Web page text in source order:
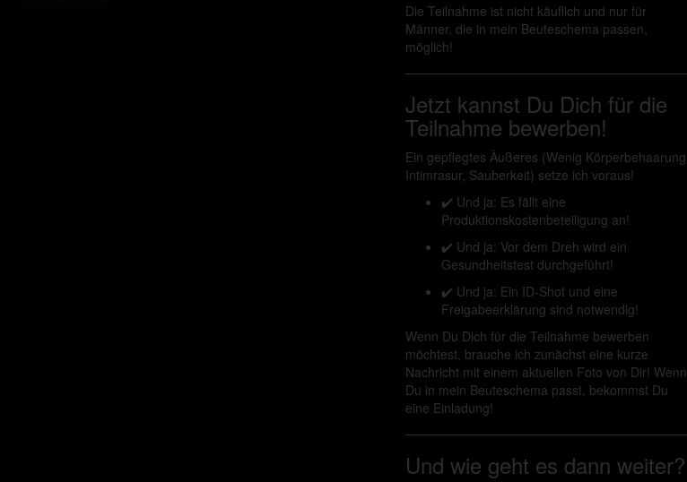
Die Teilnahme ist nicht käuflich und nur für
Männer, die in mein Beuteschema passen,
möglich!
Jetzt kannst Du Dich für die
Teilnahme bewerben!
Ein gepflegtes Äußeres (Wenig Körperbehaarung,
Intimrasur, Sauberkeit) setze ich voraus!
✔️ Und ja: Es fällt eine
Produktionskostenbeteiligung an!
✔️ Und ja: Vor dem Dreh wird ein
Gesundheitstest durchgeführt!
✔️ Und ja: Ein ID-Shot und eine
Freigabeerklärung sind notwendig!
Wenn Du Dich für die Teilnahme bewerben
möchtest, brauche ich zunächst eine kurze
Nachricht mit einem aktuellen Foto von Dir! Wenn
Du in mein Beuteschema passt, bekommst Du
eine Einladung!
Und wie geht es dann weiter?